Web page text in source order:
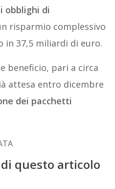
obblighi di
risparmio complessivo
in 37,5 miliardi di euro.
beneficio, pari a circa
attesa entro dicembre
dei pacchetti
questo articolo